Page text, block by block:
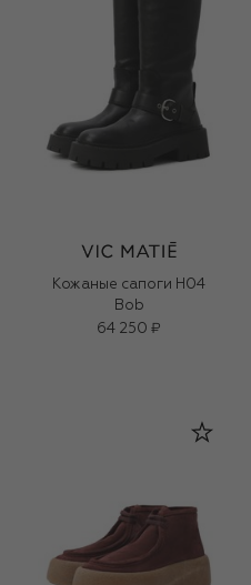
Кожаные сапоги H04
Bob
64 250 ₽